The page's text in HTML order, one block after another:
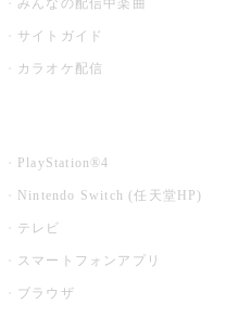
みんなの配信中楽曲
サイトガイド
カラオケ配信
PlayStation®4
Nintendo Switch (任天堂HP)
テレビ
スマートフォンアプリ
ブラウザ